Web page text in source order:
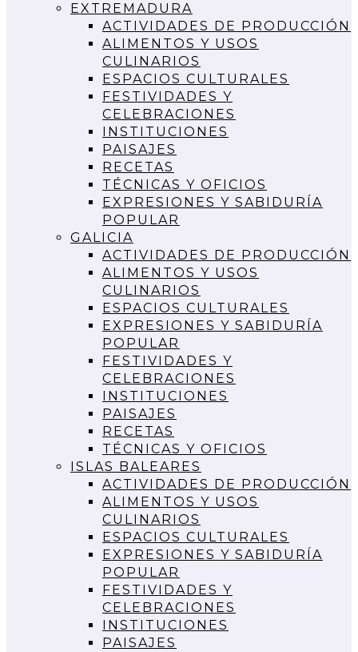
EXTREMADURA
ACTIVIDADES DE PRODUCCIÓN
ALIMENTOS Y USOS
CULINARIOS
ESPACIOS CULTURALES
FESTIVIDADES Y
CELEBRACIONES
INSTITUCIONES
PAISAJES
RECETAS
TÉCNICAS Y OFICIOS
EXPRESIONES Y SABIDURÍA
POPULAR
GALICIA
ACTIVIDADES DE PRODUCCIÓN
ALIMENTOS Y USOS
CULINARIOS
ESPACIOS CULTURALES
EXPRESIONES Y SABIDURÍA
POPULAR
FESTIVIDADES Y
CELEBRACIONES
INSTITUCIONES
PAISAJES
RECETAS
TÉCNICAS Y OFICIOS
ISLAS BALEARES
ACTIVIDADES DE PRODUCCIÓN
ALIMENTOS Y USOS
CULINARIOS
ESPACIOS CULTURALES
EXPRESIONES Y SABIDURÍA
POPULAR
FESTIVIDADES Y
CELEBRACIONES
INSTITUCIONES
PAISAJES